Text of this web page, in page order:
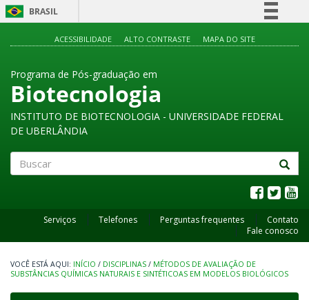
BRASIL
Legislação
ACESSIBILIDADE ALTO CONTRASTE MAPA DO SITE
Programa de Pós-graduação em
Biotecnologia
INSTITUTO DE BIOTECNOLOGIA - UNIVERSIDADE FEDERAL
DE UBERLÂNDIA
Serviços Telefones Perguntas frequentes
Contato
Fale conosco
INÍCIO / DISCIPLINAS / MÉTODOS DE AVALIAÇÃO DE
SUBSTÂNCIAS QUÍMICAS NATURAIS E SINTÉTICOAS EM MODELOS BIOLÓGICOS